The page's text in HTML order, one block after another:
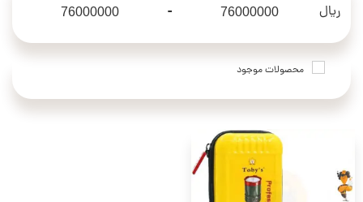
ریال Minimum Price
-
Maximum Price
محصولات موجود